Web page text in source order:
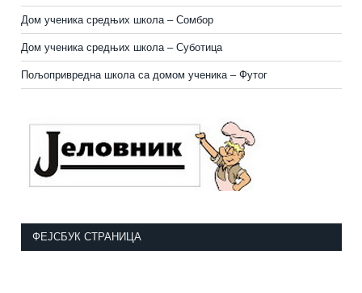
Дом ученика средњих школа – Сомбор
Дом ученика средњих школа – Суботица
Пољопривредна школа са домом ученика– Футог
ФЕЈСБУК СТРАНИЦА